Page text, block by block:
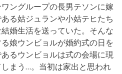
ングループの長男テソンに嫁
る姑ジュランや小姑テヒたち
婚生活を送っていた。そんな
娘ウンビョルが婚約式の日を
るウンビョルは式の会場に現
まう…。当初は家出と思われ